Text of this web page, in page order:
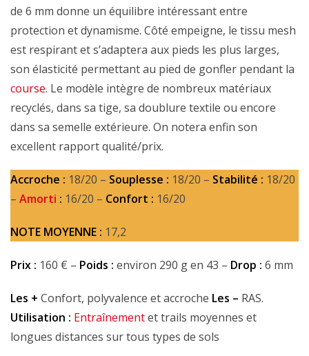
de 6 mm donne un équilibre intéressant entre
protection et dynamisme. Côté empeigne, le tissu mesh
est respirant et s’adaptera aux pieds les plus larges,
son élasticité permettant au pied de gonfler pendant la
course. Le modèle intègre de nombreux matériaux
recyclés, dans sa tige, sa doublure textile ou encore
dans sa semelle extérieure. On notera enfin son
excellent rapport qualité/prix.
Accroche : 18/20 – Souplesse : 18/20 – Stabilité : 18/20
– Amorti : 16/20 – Confort : 16/20
NOTE MOYENNE : 17,2
Prix : 160 € – Poids : environ 290 g en 43 – Drop : 6 mm
Les + Confort, polyvalence et accroche Les – RAS.
Utilisation : Entraînementet trails moyennes et
longues distances sur tous types de sols